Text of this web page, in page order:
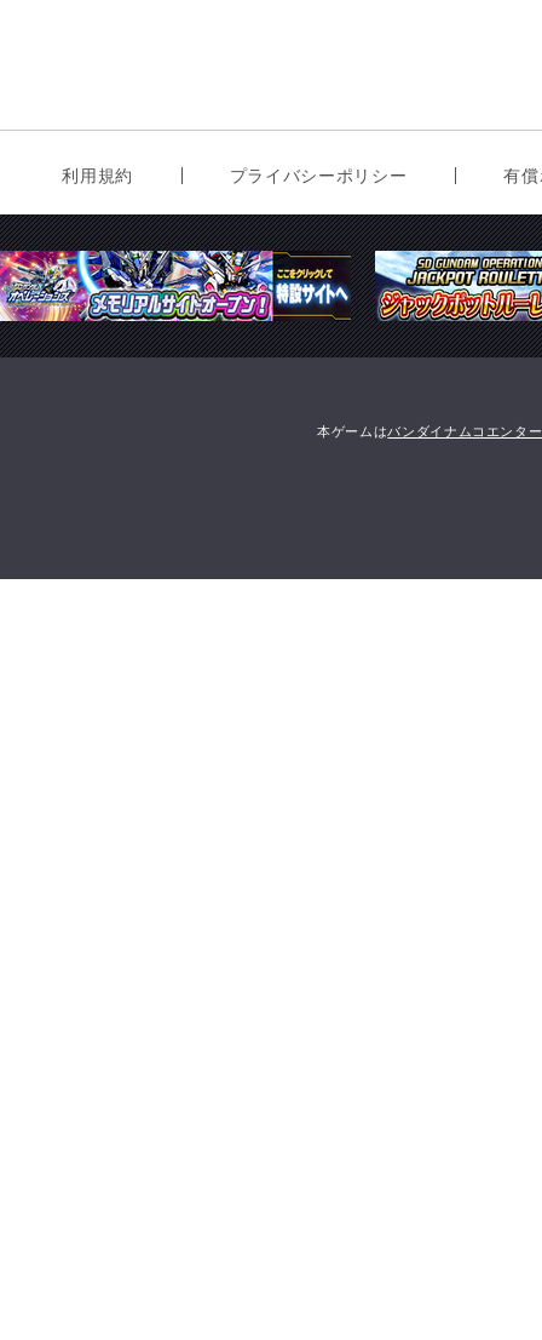
利用規約 プライバシーポリシー 有
本ゲームはバンダイナムコエンタ